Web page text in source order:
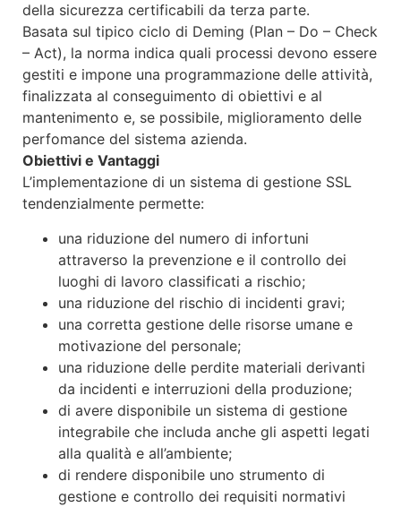
della sicurezza certificabili da terza parte.
Basata sul tipico ciclo di Deming (Plan – Do – Check
– Act), la norma indica quali processi devono essere
gestiti e impone una programmazione delle attività,
finalizzata al conseguimento di obiettivi e al
mantenimento e, se possibile, miglioramento delle
perfomance del sistema azienda.
Obiettivi e Vantaggi
L’implementazione di un sistema di gestione SSL
tendenzialmente permette:
una riduzione del numero di infortuni
attraverso la prevenzione e il controllo dei
luoghi di lavoro classificati a rischio;
una riduzione del rischio di incidenti gravi;
una corretta gestione delle risorse umane e
motivazione del personale;
una riduzione delle perdite materiali derivanti
da incidenti e interruzioni della produzione;
di avere disponibile un sistema di gestione
integrabile che includa anche gli aspetti legati
alla qualità e all’ambiente;
di rendere disponibile uno strumento di
gestione e controllo dei requisiti normativi